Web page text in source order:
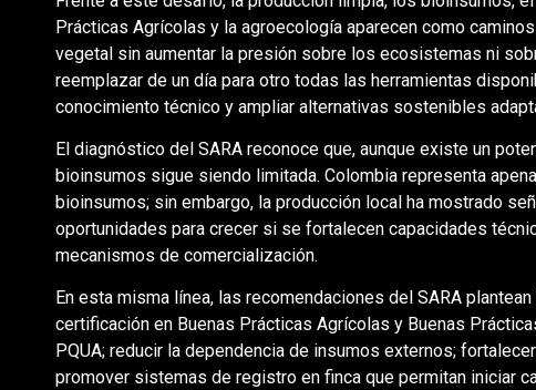
Prácticas Agrícolas y la agroecología aparecen como
vegetal sin aumentar la presión sobre los ecosistemas ni
reemplazar de un día para otro todas las herramientas
conocimiento técnico y ampliar alternativas sostenibles
El diagnóstico del SARA reconoce que, aunque existe un
bioinsumos sigue siendo limitada. Colombia representa
bioinsumos; sin embargo, la producción local ha mostrado
oportunidades para crecer si se fortalecen capacidades
mecanismos de comercialización.
En esta misma línea, las recomendaciones del SARA
certificación en Buenas Prácticas Agrícolas y Buenas
PQUA; reducir la dependencia de insumos externos;
promover sistemas de registro en finca que permitan iniciar